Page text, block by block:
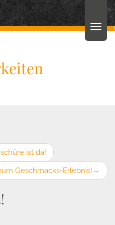
ist da!
Geschmacks-Erlebnis! →